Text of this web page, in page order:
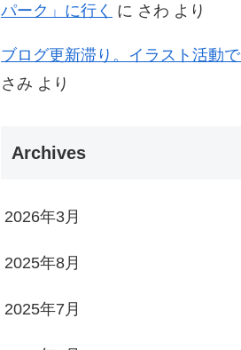
パーク」に行く に さわ より
ブログ更新滞り。イラスト活動
さみ より
Archives
2026年3月
2025年8月
2025年7月